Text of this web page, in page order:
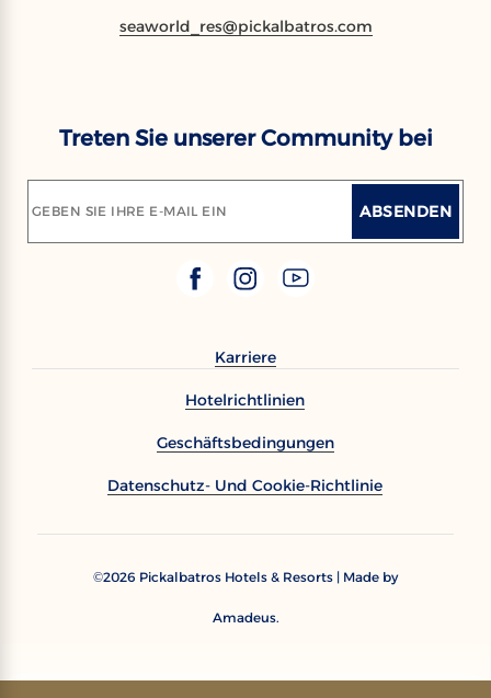
seaworld_res@pickalbatros.com
Treten Sie unserer Community bei
GEBEN SIE IHRE E-MAIL EIN ABSENDEN
Karriere
Hotelrichtlinien
Geschäftsbedingungen
Datenschutz- Und Cookie-Richtlinie
©2026 Pickalbatros Hotels & Resorts | Made by
Amadeus.